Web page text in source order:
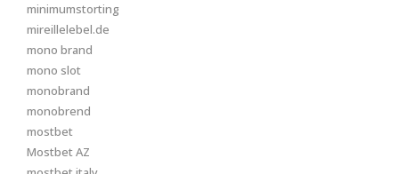
minimumstorting
mireillelebel.de
mono brand
mono slot
monobrand
monobrend
mostbet
Mostbet AZ